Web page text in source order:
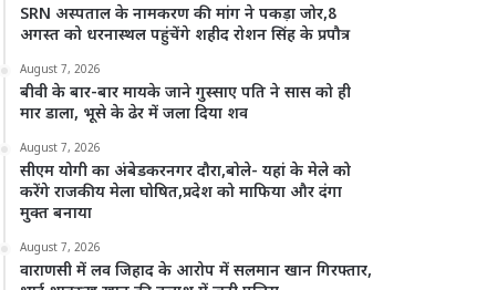
SRN अस्पताल के नामकरण की मांग ने पकड़ा जोर,8
अगस्त को धरनास्थल पहुंचेंगे शहीद रोशन सिंह के प्रपौत्र
August 7, 2026
बीवी के बार-बार मायके जाने गुस्साए पति ने सास को ही
मार डाला, भूसे के ढेर में जला दिया शव
August 7, 2026
सीएम योगी का अंबेडकरनगर दौरा,बोले- यहां के मेले को
करेंगे राजकीय मेला घोषित,प्रदेश को माफिया और दंगा
मुक्त बनाया
August 7, 2026
वाराणसी में लव जिहाद के आरोप में सलमान खान गिरफ्तार,